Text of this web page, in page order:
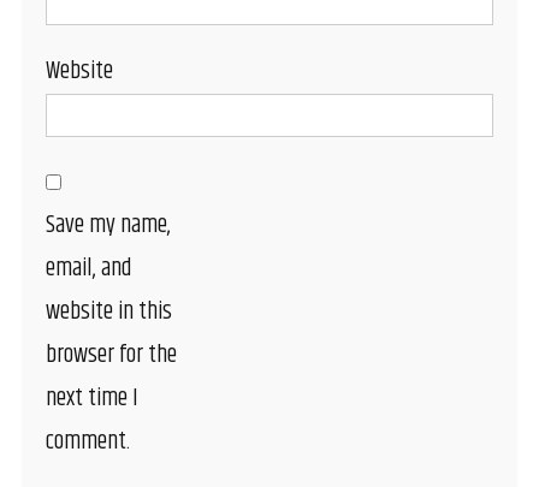
Website
Save my name,
email, and
website in this
browser for the
next time I
comment.